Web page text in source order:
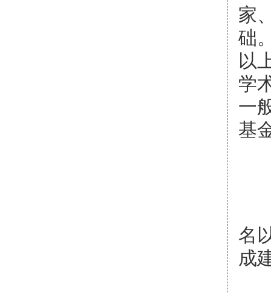
家
础
以
学
一
基
名
成